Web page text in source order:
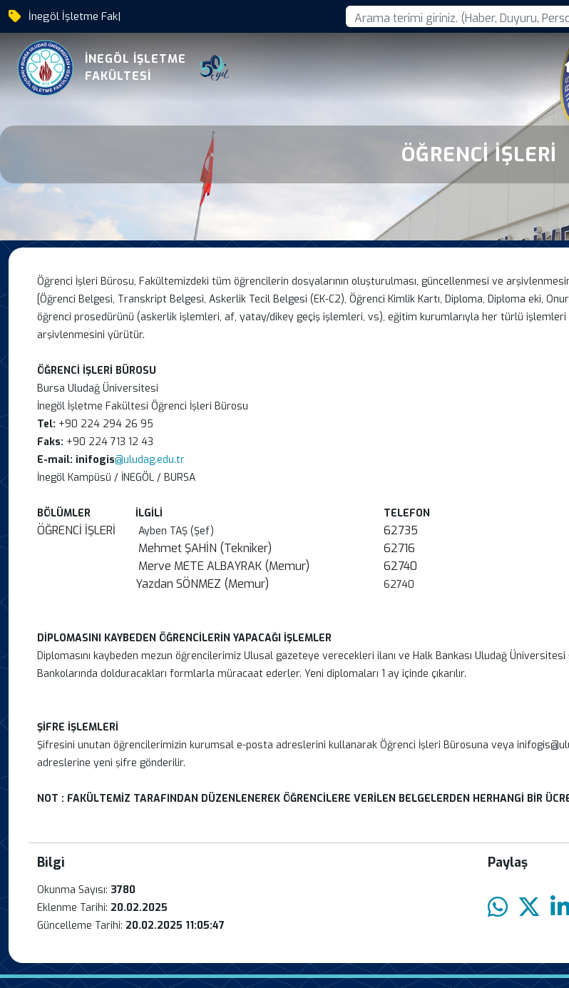
İn|
İNEGÖL İŞLETME
FAKÜLTESİ
Ogrenci İsleri
ÖĞRENCI İŞLERI
Öğrenci İşleri Bürosu, Fakültemizdeki tüm öğrencilerin dosyalarının oluşturulması, güncellenmesi ve
[Öğrenci Belgesi, Transkript Belgesi, Askerlik Tecil Belgesi (EK-C2), Öğrenci Kimlik Kartı, Diploma, Diploma eki,
öğrenci prosedürünü (askerlik işlemleri, af, yatay/dikey geçiş işlemleri, vs), eğitim kurumlarıyla her türlü
arşivlenmesini yürütür.
ÖĞRENCİ İŞLERİ BÜROSU
Bursa Uludağ Üniversitesi
İnegöl İşletme Fakültesi Öğrenci İşleri
Tel: +90 224 294 26 95
Faks: +90 224 713 12 43
E-mail: inifogis@uludag.edu.tr
İnegöl Kampüsü / İNEGÖL / BURSA
BÖLÜMLER İLGİLİ TELEFON
ÖĞRENCİ İŞLERİ Ayben TAŞ (Şef)
62735
Mehmet ŞAHİN (Tekniker)
62716
Merve METE ALBAYRAK (Memur) 62740
Yazdan SÖNMEZ (Memur)
62740
DİPLOMASINI KAYBEDEN ÖĞRENCİLERİN YAPACAĞI İŞLEMLER
Diplomasını kaybeden mezun öğrencilerimiz Ulusal gazeteye verecekleri ilanı ve Halk Bankası Uludağ
Bankolarında dolduracakları formlarla müracaat ederler. Yeni diplomaları 1 ay içinde çıkarılır.
ŞİFRE İŞLEMLERİ
Şifresini unutan öğrencilerimizin kurumsal e-posta adreslerini kullanarak Öğrenci İşleri Bürosuna veya
adreslerine yeni şifre gönderilir.
NOT : FAKÜLTEMİZ TARAFINDAN DÜZENLENEREK ÖĞRENCİLERE VERİLEN BELGELERDEN HERHANGİ BİR
Bilgi
Okunma Sayısı: 3780
Eklenme Tarihi: 20.02.2025
Güncelleme Tarihi: 20.02.2025 11:05:47
Paylaş